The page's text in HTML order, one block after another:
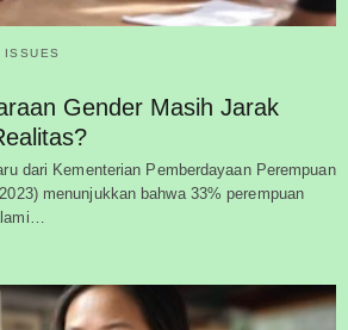
ISSUES
Gender Masih Jarak
dari Kementerian Pemberdayaan Perempuan
menunjukkan bahwa 33% perempuan